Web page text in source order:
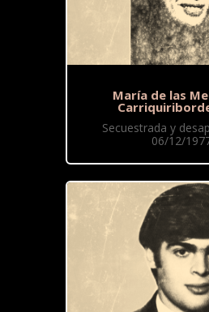
María de las
Secuestrada y
06/12/